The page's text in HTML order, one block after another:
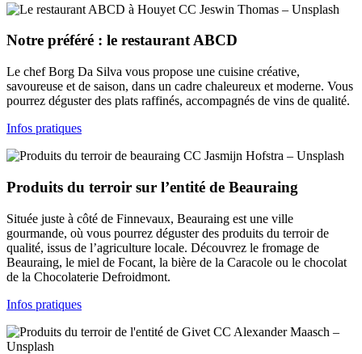
CC Jeswin Thomas – Unsplash
Notre préféré : le restaurant ABCD
Le chef Borg Da Silva vous propose une cuisine créative,
savoureuse et de saison, dans un cadre chaleureux et moderne. Vous
pourrez déguster des plats raffinés, accompagnés de vins de qualité.
Infos pratiques
CC Jasmijn Hofstra – Unsplash
Produits du terroir sur l’entité de Beauraing
Située juste à côté de Finnevaux, Beauraing est une ville
gourmande, où vous pourrez déguster des produits du terroir de
qualité, issus de l’agriculture locale. Découvrez le fromage de
Beauraing, le miel de Focant, la bière de la Caracole ou le chocolat
de la Chocolaterie Defroidmont.
Infos pratiques
CC Alexander Maasch –
Unsplash